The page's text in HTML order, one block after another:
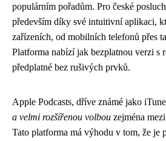
populárním pořadům. Pro české
především díky své intuitivní aplikaci,
zařízeních, od mobilních telefonů přes
Platforma nabízí jak bezplatnou verzi s
předplatné bez rušivých prvků.
Apple Podcasts, dříve známé jako
a velmi rozšířenou volbou zejména
Tato platforma má výhodu v tom, že je